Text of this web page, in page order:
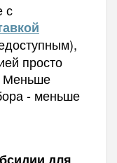
с
просто
Меньше
- меньше